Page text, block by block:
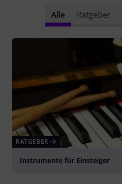
Alle Ratgeber
RATGEBER
Instrumente für Einsteiger